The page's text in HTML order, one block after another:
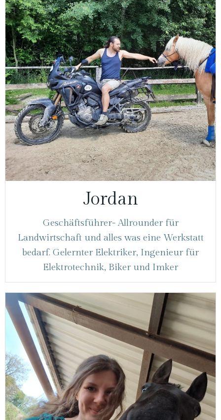
Jordan
Geschäftsführer- Allrounder für
Landwirtschaft und alles was eine Werkstatt
bedarf. Gelernter Elektriker, Ingenieur für
Elektrotechnik, Biker und Imker